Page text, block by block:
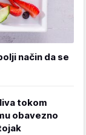
način da se
tokom
obavezno